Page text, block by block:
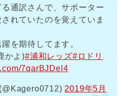
通訳さんで、サポーター
れていたのを覚えていま
を期待してます。
かよ)#浦和レッズ#ロドリ
7qarBJDel4
2019年5月